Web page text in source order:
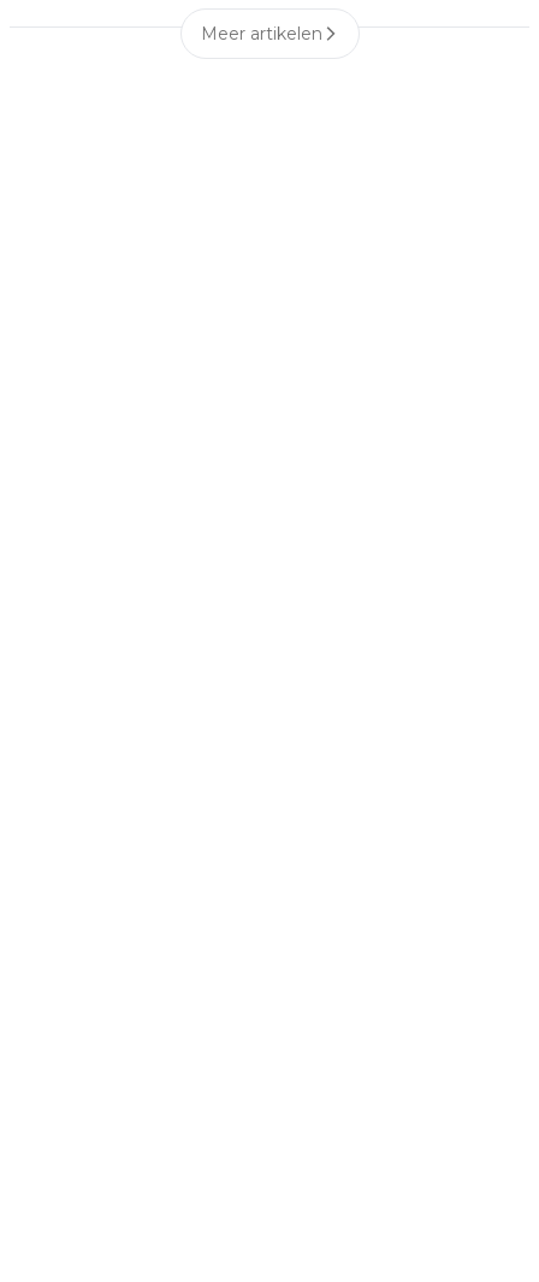
Meer artikelen